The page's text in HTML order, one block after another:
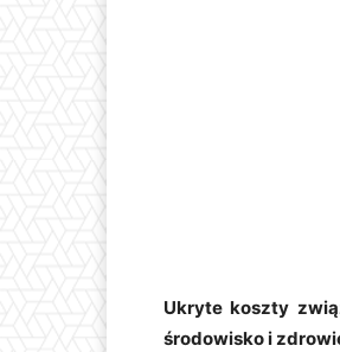
Ukryte koszty
środowisko i